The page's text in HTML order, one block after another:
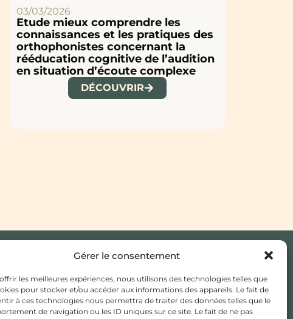
Gérer le consentement
les meilleures expériences, nous utilisons des technologies telles que
pour stocker et/ou accéder aux informations des appareils. Le fait de
à ces technologies nous permettra de traiter des données telles que le
de navigation ou les ID uniques sur ce site. Le fait de ne pas
03/03/2026
Etude mieux comprendre les
connaissances et les pratiques des
orthophonistes concernant la
rééducation cognitive de l’audition
en situation d’écoute complexe
DÉCOUVRIR
JE CHERCHE UN MÉDECIN
TRAITANT
ESPACE ADHÉSION /